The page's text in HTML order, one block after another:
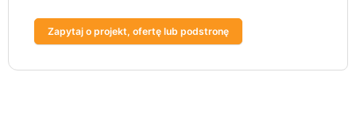
Zapytaj o projekt, ofertę lub podstronę